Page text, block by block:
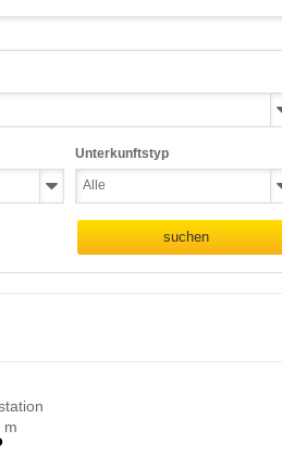
Unterkunftstyp
suchen
m